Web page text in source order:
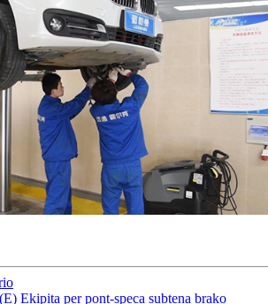
Ekipita per pont-speca subtena brako